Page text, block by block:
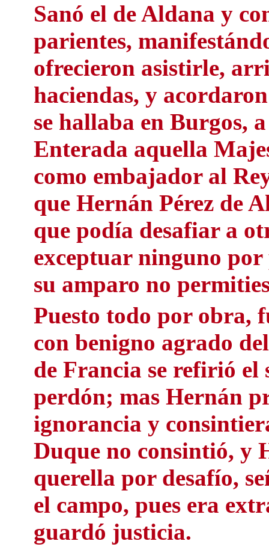
Sanó el de Aldana y
parientes,
ofrecieron asistirle,
haciendas, y
se hallaba en Burgos,
Enterada aquella
como embajador al
que Hernán Pérez de
que podía desafiar a
exceptuar ninguno por
su amparo no
Puesto todo por obra,
con benigno agrado
de Francia se refirió
perdón; mas Hernán
ignorancia y
Duque no consintió, y
querella por desafío,
el campo, pues era
guardó justicia.